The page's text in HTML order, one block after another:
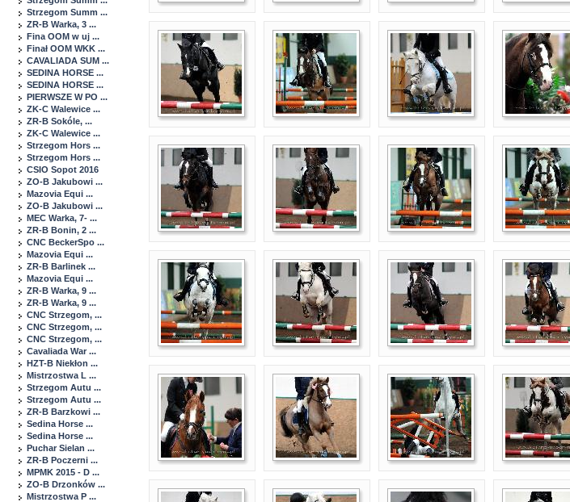
Strzegom Summ ...
ZR-B Warka, 3 ...
Fina OOM w uj ...
Finał OOM WKK ...
CAVALIADA SUM ...
SEDINA HORSE ...
SEDINA HORSE ...
PIERWSZE W PO ...
ZK-C Walewice ...
ZR-B Sokóle, ...
ZK-C Walewice ...
Strzegom Hors ...
Strzegom Hors ...
CSIO Sopot 2016
ZO-B Jakubowi ...
Mazovia Equi ...
ZO-B Jakubowi ...
MEC Warka, 7- ...
ZR-B Bonin, 2 ...
CNC BeckerSpo ...
Mazovia Equi ...
ZR-B Barlinek ...
Mazovia Equi ...
ZR-B Warka, 9 ...
ZR-B Warka, 9 ...
CNC Strzegom, ...
CNC Strzegom, ...
CNC Strzegom, ...
Cavaliada War ...
HZT-B Niekłon ...
Mistrzostwa L ...
Strzegom Autu ...
Strzegom Autu ...
ZR-B Barzkowi ...
Sedina Horse ...
Sedina Horse ...
Puchar Sielan ...
ZR-B Poczerni ...
MPMK 2015 - D ...
ZO-B Drzonków ...
Mistrzostwa P ...